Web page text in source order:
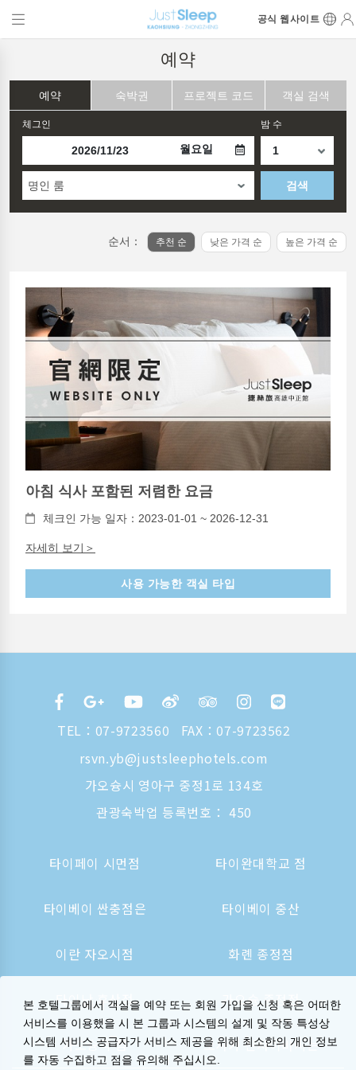
공식 웹사이트
예약
예약 숙박권 프로젝트 코드 객실 검색
체그인
월요일
밤 수
명인 룸 검색
순서： 추천 순 낮은 가격 순 높은 가격 순
아침 식사 포함된 저렴한 요금
체크인 가능 일자：2023-01-01 ~ 2026-12-31
자세히 보기＞
사용 가능한 객실 타입
TEL： 07-9723560
FAX：07-9723562
rsvn.yb@justsleephotels.com
가오슝시 영아구 중정1로 134호
관광숙박업 등록번호： 450
타이페이 시먼점 타이완대학교 점
타이베이 싼충점은 타이베이 중산
이란 자오시점 화롄 종정점
타이난 후산점 가오슝 종정점
가오슝역 점 오사카 신사이바시는
본 호텔그룹에서 객실을 예약 또는 회원 가입을 신청 혹은 어떠한
서비스를 이용했을 시 본 그룹과 시스템의 설계 및 작동 특성상
시스템 서비스 공급자가 서비스 제공을 위해 최소한의 개인 정보
를 자동 수집하고 점을 유의해 주십시오.